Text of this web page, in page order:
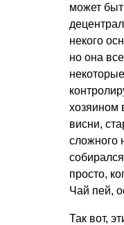
может
некого
но она
хозяином
висни,
сложного
просто,
Чай пей,
Так вот,